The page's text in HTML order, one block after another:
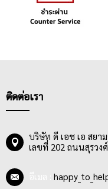
ติดต่อเรา
บริษัท ดี เอช เอ สยา
เลขที่ 202 ถนนสุรวง